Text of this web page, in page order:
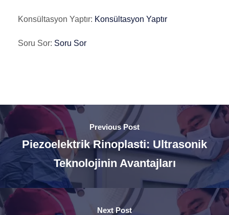
Konsültasyon Yaptır: Konsültasyon Yaptır
Soru Sor: Soru Sor
Previous Post
Piezoelektrik Rinoplasti: Ultrasonik
Teknolojinin Avantajları
Next Post